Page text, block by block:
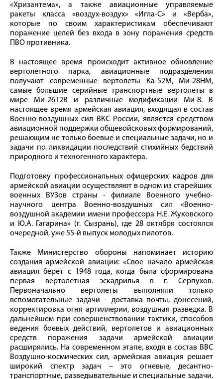
«Хризантема», а также авиационные управляемые
ракеты класса «воздух-воздух» «Игла-С» и «Верба»,
которые по своим характеристикам обеспечивают
поражение целей без входа в зону поражения средств
ПВО противника.
В настоящее время происходит активное обновление
вертолетного парка, авиационные подразделения
получают современные вертолеты Ка-52М, Ми-28HМ,
самые большие серийные транспортные вертолеты в
мире Ми-26Т2В и различные модификации Ми-8. В
настоящее время армейская авиация, входящая в состав
Военно-воздушных сил ВКС России, является средством
авиационной поддержки общевойсковых формирований,
решающим не только боевые и специальные задачи, но и
задачи по ликвидации последствий стихийных бедствий
природного и техногенного характера.
Подготовку профессиональных офицерских кадров для
армейской авиации осуществляют в одном из старейших
военных ВУЗов страны - филиале Военного учебно-
научного центра Военно-воздушных сил «Военно-
воздушной академии имени профессора Н.Е. Жуковского
и Ю.А. Гагарина» (г. Сызрань), где 28 октября состоялся
очередной, уже 55-й выпуск молодых пилотов.
Также Министерство обороны напоминает историю
создания армейской авиации: «Свое начало армейская
авиация берет с 1948 года, когда была сформирована
первая вертолетная эскадрилья в г. Серпухов.
Первоначально вертолеты выполняли только
вспомогательные задачи – доставка почты, донесений,
корректировка огня артиллерии, воздушная разведка. В
дальнейшем при совершенствовании тактики, способов
ведения боевых действий, вертолетов и авиационных
средств поражения задачи армейской авиации
расширялись. На современном этапе, входя в состав ВВС
Воздушно-космических сил, армейская авиация решает
широкий спектр задач – это огневые, десантно-
транспортные, разведывательные и специальные задачи.